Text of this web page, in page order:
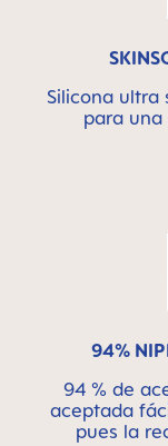
Silicona
para
94%
94 % de
aceptada
pues la